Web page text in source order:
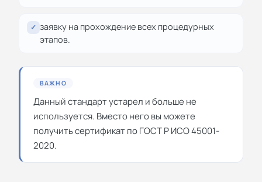
✓ заявку на прохождение всех процедурных
этапов.
ВАЖНО
Данный стандарт устарел и больше не
используется. Вместо него вы можете
получитьсертификат по ГОСТ Р ИСО 45001-
2020.